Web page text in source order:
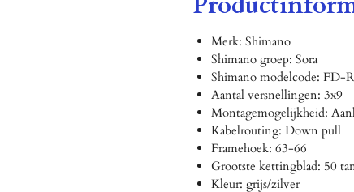
Merk: Shimano
Shimano groep: Sora
Shimano modelcode: FD-
Aantal versnellingen: 3x9
Montagemogelijkheid:
Kabelrouting: Down pull
Framehoek: 63-66
Grootste kettingblad: 50
Kleur: grijs/zilver